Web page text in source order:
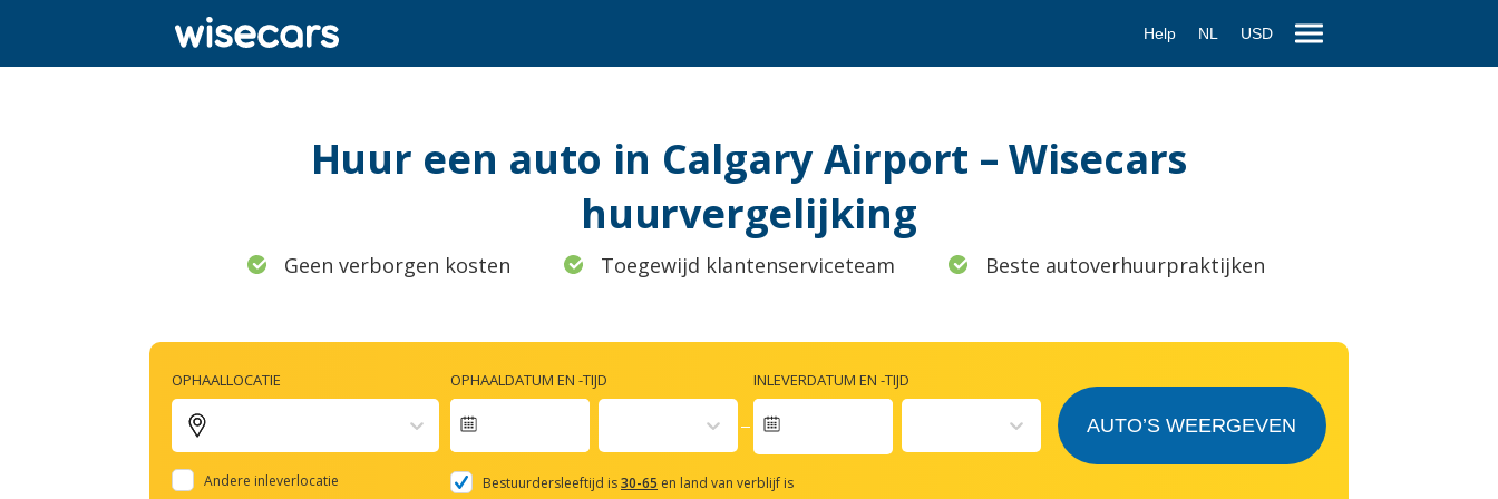
Help NL USD
Huur een auto in Calgary Airport – Wisecars
huurvergelijking
Geen verborgen kosten Toegewijd klantenserviceteam Beste autoverhuurpraktijken
OPHAALLOCATIE
Andere inleverlocatie
OPHAALDATUM EN -TIJD
to
INLEVERDATUM EN -TIJD
Bestuurdersleeftijd is30-65 en land van verblijf is
AUTO’S WEERGEVEN